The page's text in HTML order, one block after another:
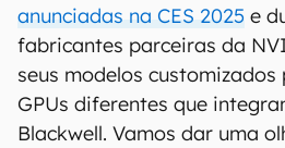
anunciadas na CES 2025 e
fabricantes parceiras da
seus modelos
GPUs diferentes que
Blackwell. Vamos dar uma